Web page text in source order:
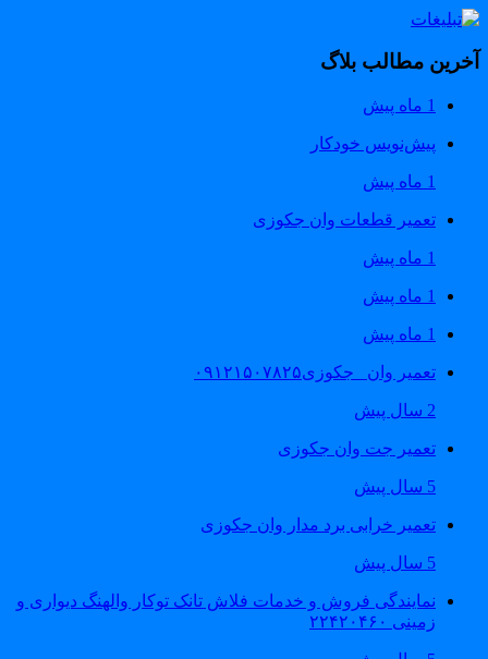
مطالب بلاگ
1 ماه پیش
پیش‌نویس خودکار
تعمیر قطعات وان جکوزی
1 ماه پیش
1 ماه پیش
تعمیر وان _جکوزی۰۹۱۲۱۵۰۷۸۲۵
تعمیر جت وان جکوزی
تعمیر خرابی برد مدار وان جکوزی
نمایندگی فروش و خدمات فلاش تانک توکار والهنگ دیواری و
زمینی ۲۲۴۲۰۴۶۰